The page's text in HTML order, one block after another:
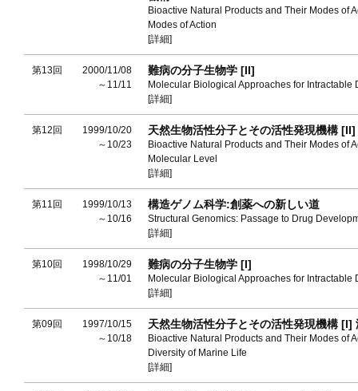
Bioactive Natural Products and Their Modes of
Modes of Action
[詳細]
第13回
2000/11/08
～11/11
難病の分子生物学 [II]
Molecular Biological Approaches for Intractable
[詳細]
第12回
1999/10/20
～10/23
天然生物活性分子とその活性発現機構
Bioactive Natural Products and Their Modes of
Molecular Level
[詳細]
第11回
1999/10/13
～10/16
構造ゲノム科学:創薬への新しい道
Structural Genomics: Passage to Drug
[詳細]
第10回
1998/10/29
～11/01
難病の分子生物学 [I]
Molecular Biological Approaches for Intractable
[詳細]
第09回
1997/10/15
～10/18
天然⽣物活性分⼦とその活性発現機構
Bioactive Natural Products and Their Modes of
Diversity of Marine Life
[詳細]